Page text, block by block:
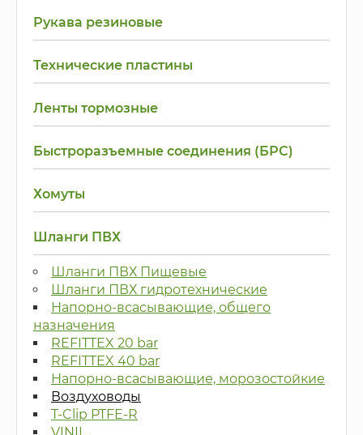
Рукава резиновые
Технические пластины
Ленты тормозные
Быстроразъемные соединения (БРС)
Хомуты
Шланги ПВХ
Шланги ПВХ Пищевые
Шланги ПВХ гидротехнические
Напорно-всасывающие, общего
назначения
REFITTEX 20 bar
REFITTEX 40 bar
Напорно-всасывающие, морозостойкие
Воздуховоды
T-Clip PTFE-R